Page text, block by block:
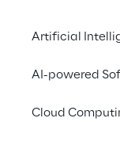
Artificial
AI-powered
Cloud